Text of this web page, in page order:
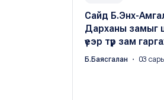
Сайд Б.Энх-
Дарханы замыг
үеэр түр зам
Б.Баясгалан ・ 03